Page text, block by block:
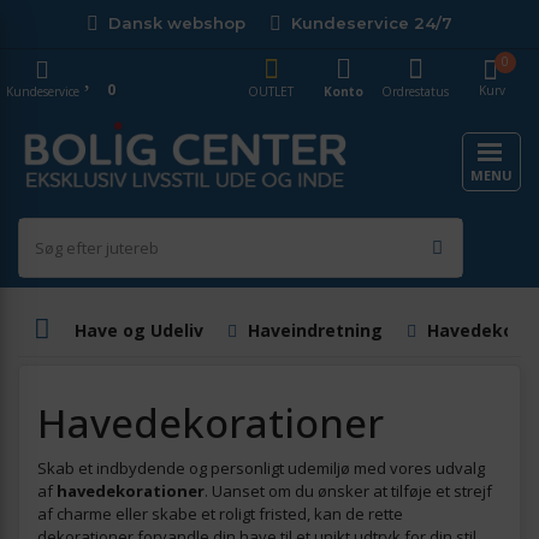
Dansk webshop Kundeservice 24/7
Kurv
0
OUTLET
Konto Ordrestatus
Kundeservice 0
MENU
Have og Udeliv Haveindretning
Havedekorationer
Skab et indbydende og personligt udemiljø med vores udvalg
af havedekorationer. Uanset om du ønsker at tilføje et strejf
af charme eller skabe et roligt fristed, kan de rette